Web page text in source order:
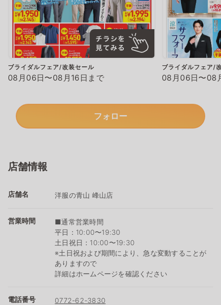
ブライダルフェア/改装セール
08月06日〜08月16日まで
ブライダルフェア/
08月06日〜08
フォロー
店舗情報
店舗名 洋服の青山 峰山店
営業時間
■通常営業時間
平日：10:00〜19:30
土日祝日：10:00〜19:30
※土日祝および期間により、急な変動することが
ありますので
詳細はホームページを確認ください
電話番号 0772-62-3830